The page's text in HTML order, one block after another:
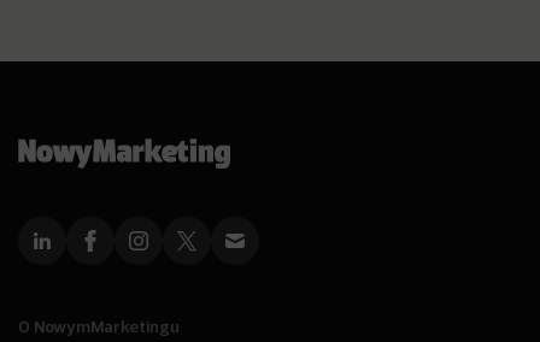
O NowymMarketingu